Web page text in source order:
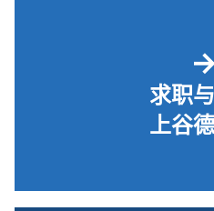
求职
上谷